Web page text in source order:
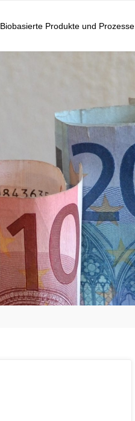
Biobasierte Produkte und Prozesse